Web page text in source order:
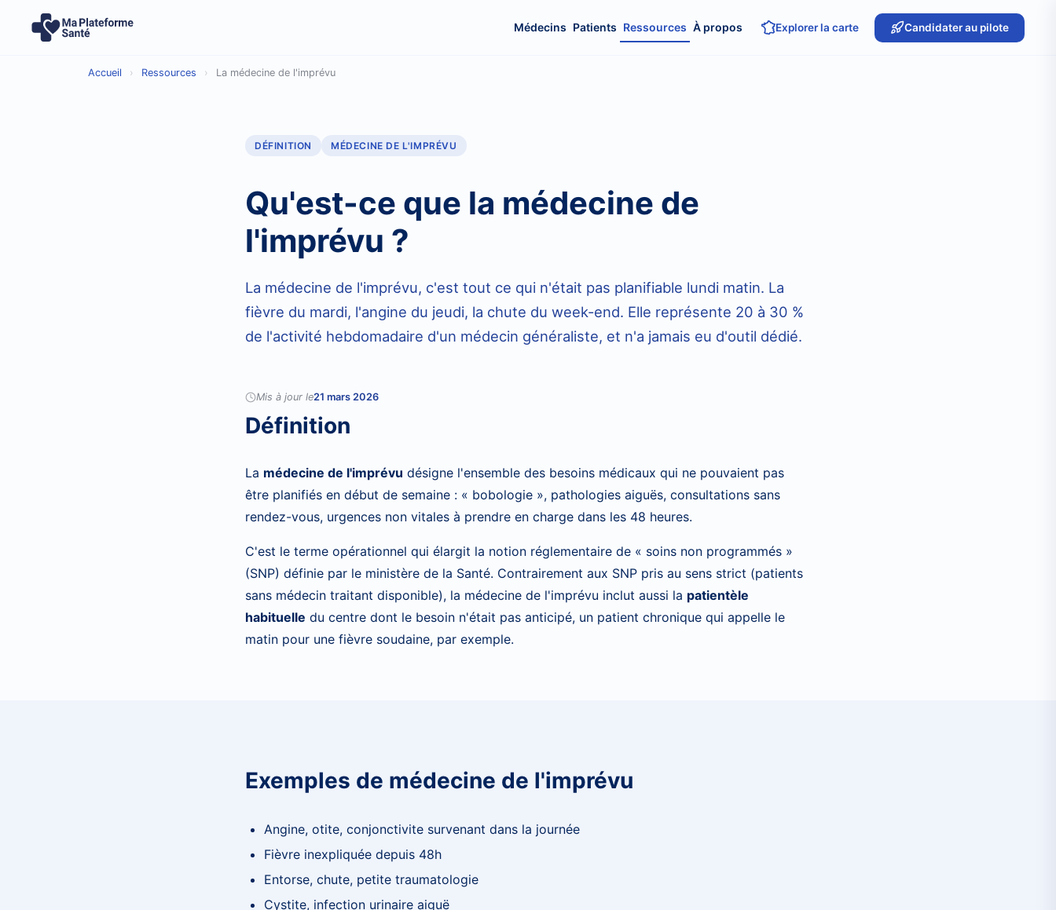
Médecins Patients Ressources À propos Explorer la carte Candidater au pilote
Accueil › Ressources › La médecine de l'imprévu
DÉFINITION MÉDECINE DE L'IMPRÉVU
Qu'est-ce que la médecine de
l'imprévu ?
La médecine de l'imprévu, c'est tout ce qui n'était pas planifiable lundi matin. La
fièvre du mardi, l'angine du jeudi, la chute du week-end. Elle représente 20 à 30 %
de l'activité hebdomadaire d'un médecin généraliste, et n'a jamais eu d'outil dédié.
Mis à jour le21 mars 2026
Définition
La médecine de l'imprévu désigne l'ensemble des besoins médicaux qui ne pouvaient pas
être planifiés en début de semaine : « bobologie », pathologies aiguës, consultations sans
rendez-vous, urgences non vitales à prendre en charge dans les 48 heures.
C'est le terme opérationnel qui élargit la notion réglementaire de « soins non programmés »
(SNP) définie par le ministère de la Santé. Contrairement aux SNP pris au sens strict (patients
sans médecin traitant disponible), la médecine de l'imprévu inclut aussi la patientèle
habituelle du centre dont le besoin n'était pas anticipé, un patient chronique qui appelle le
matin pour une fièvre soudaine, par exemple.
Exemples de médecine de l'imprévu
Angine, otite, conjonctivite survenant dans la journée
Fièvre inexpliquée depuis 48h
Entorse, chute, petite traumatologie
Cystite, infection urinaire aiguë